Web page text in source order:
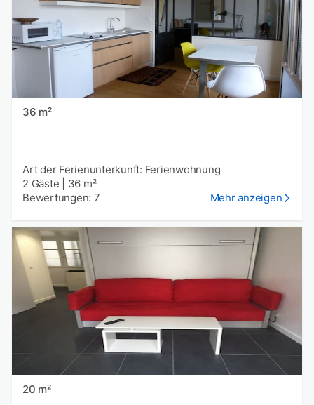
36 m²
Art der Ferienunterkunft: Ferienwohnung
2 Gäste
36 m²
Bewertungen: 7
Mehr anzeigen
20 m²